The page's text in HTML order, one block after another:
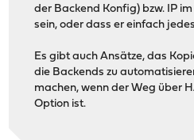
der Backend Konfig) bzw. IP
sein, oder dass er einfach
Es gibt auch Ansätze, das
die Backends zu
machen, wenn der Weg über
Option ist.